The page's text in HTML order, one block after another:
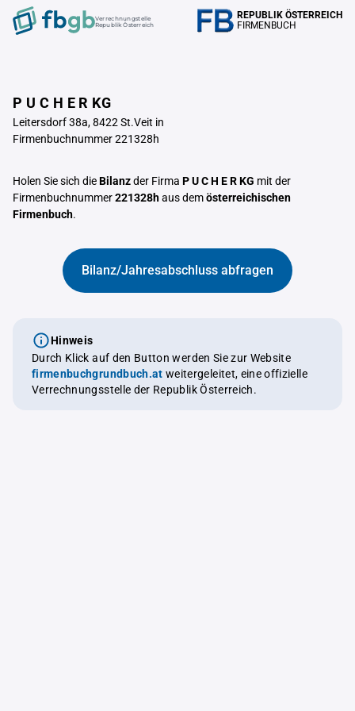
Verrechnungstelle
Republik Österreich
REPUBLIK ÖSTERREICH
FIRMENBUCH
P U C H E R KG
Leitersdorf 38a, 8422 St.Veit in
Firmenbuchnummer 221328h
Holen Sie sich dieBilanzder Firma P U C H E R KG mit der
Firmenbuchnummer221328haus demösterreichischen
Firmenbuch.
Bilanz/Jahresabschluss abfragen
Hinweis
Durch Klick auf den Button werden Sie zur Website
firmenbuchgrundbuch.at weitergeleitet, eine offizielle
Verrechnungsstelle der Republik Österreich.